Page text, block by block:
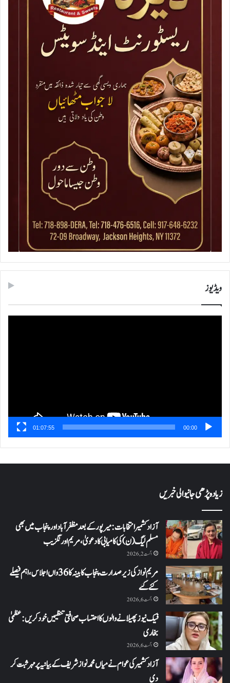
ویڈیوز
00:00
01:07:55
زیادہ پڑھی جانیوالی خبریں
آزاد کشمیر انتخابات: میرپور کے بعد مظفرآباد اور پنجاب میں بھی
مسلم لیگ (ن) کی کامیابی کا دعویٰ، مریم اورنگزیب
اگست 2, 2026
مریم نواز کی زیر صدارت پنجاب کابینہ کا 36واں اجلاس،اہم فیصلے
کئے گئے
اگست 6, 2026
فیک نیوز پھیلانے والوں کا احتساب صحافتی تنظیمیں خود کریں: عظمیٰ
بخاری
اگست 6, 2026
آزاد کشمیر کی عوام نے میاں محمد نواز شریف کے بیانیہ پر مہر ثبت کر
دی